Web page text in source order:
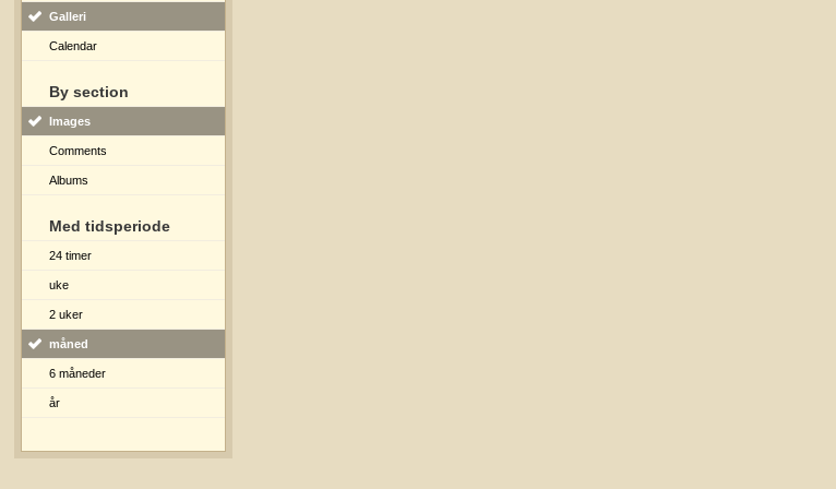
Galleri
Calendar
By section
Images
Comments
Albums
Med tidsperiode
24 timer
uke
2 uker
måned
6 måneder
år